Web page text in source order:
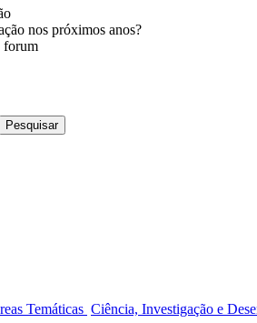
nos próximos anos?
forum
Temáticas Ciência, Investigação e